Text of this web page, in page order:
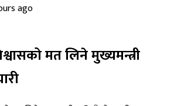
ago
मत लिने मुख्यमन्त्री